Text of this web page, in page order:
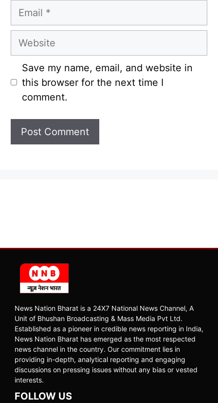
Email
Website
Save my name, email, and website in
this browser for the next time I
comment.
News Nation Bharat is a 24X7 National News Channel, A
Unit of Bhushan Broadcasting & Mass Media Pvt Ltd.
Established as a pioneer in credible news reporting in India,
News Nation Bharat has emerged as the most respected
news channel in the country. Our commitment lies in
providing in-depth, analytical reporting and engaging
discussions on pressing issues without any bias or vested
interests.
FOLLOW US